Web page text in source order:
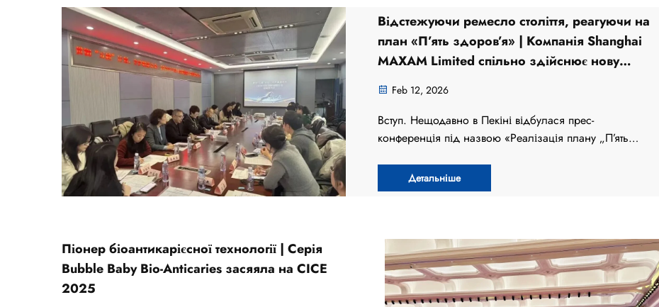
Відстежуючи ремесло століття, реагуючи на
план «П’ять здоров’я» | Компанія Shanghai
MAXAM Limited спільно здійснює нову
китайську ініціативу щодо оральної гігієни
Feb 12, 2026
Вступ. Нещодавно в Пекіні відбулася прес-
конференція під назвою «Реалізація плану „П’ять
під час якої Китайська асоціація виробників продуктів
для очищення та догляду порожнини рота офіційно
Детальніше
Піонер біоантикарієсної технології | Серія
Bubble Baby Bio-Anticaries засяяла на CICE
2025